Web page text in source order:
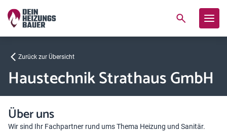
Zurück zur Übersicht
Haustechnik Strathaus GmbH
Über uns
Wir sind Ihr Fachpartner rund ums Thema Heizung und Sanitär.